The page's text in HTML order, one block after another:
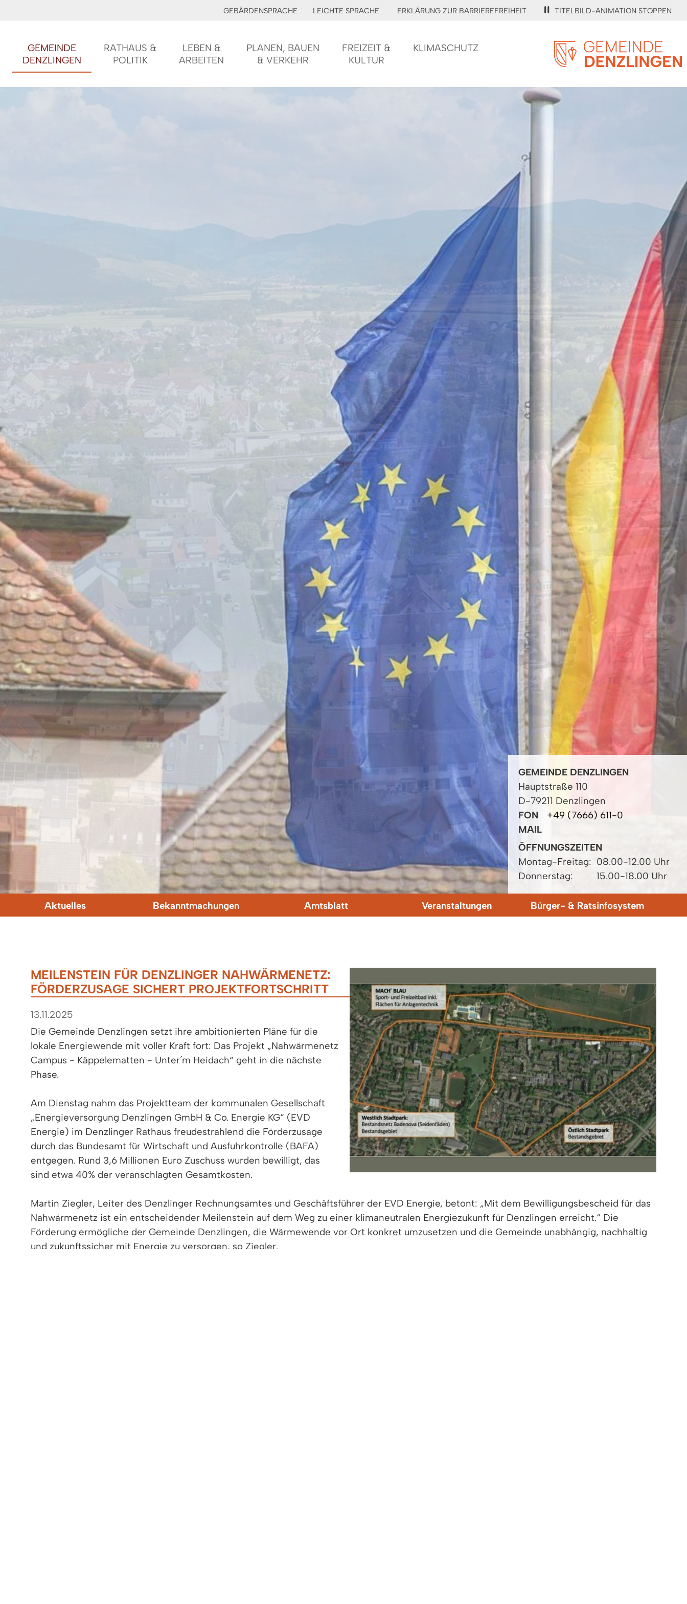
GEBÄRDENSPRACHE LEICHTE SPRACHE ERKLÄRUNG ZUR BARRIEREFREIHEIT TITELBILD-ANIMATION STOPPEN
GEMEINDE
DENZLINGEN
RATHAUS &
POLITIK
LEBEN &
ARBEITEN
PLANEN, BAUEN
& VERKEHR
FREIZEIT &
KULTUR
KLIMASCHUTZ
GEMEINDE DENZLINGEN
Hauptstraße 110
D-79211 Denzlingen
FON
+49 (7666) 611-0
MAIL
ÖFFNUNGSZEITEN
Montag-Freitag: 08.00-12.00 Uhr
Donnerstag:
15.00-18.00 Uhr
Aktuelles Bekanntmachungen Amtsblatt Veranstaltungen Bürger- & Ratsinfosystem
MEILENSTEIN FÜR DENZLINGER NAHWÄRMENETZ:
FÖRDERZUSAGE SICHERT PROJEKTFORTSCHRITT
13.11.2025
Die Gemeinde Denzlingen setzt ihre ambitionierten Pläne für die
lokale Energiewende mit voller Kraft fort: Das Projekt „Nahwärmenetz
Campus - Käppelematten - Unter´m Heidach“ geht in die nächste
Phase.
Am Dienstag nahm das Projektteam der kommunalen Gesellschaft
„Energieversorgung Denzlingen GmbH & Co. Energie KG“ (EVD
Energie) im Denzlinger Rathaus freudestrahlend die Förderzusage
durch das Bundesamt für Wirtschaft und Ausfuhrkontrolle (BAFA)
entgegen. Rund 3,6 Millionen Euro Zuschuss wurden bewilligt, das
sind etwa 40% der veranschlagten Gesamtkosten.
Martin Ziegler, Leiter des Denzlinger Rechnungsamtes und Geschäftsführer der EVD Energie, betont: „Mit dem Bewilligungsbescheid für das
Nahwärmenetz ist ein entscheidender Meilenstein auf dem Weg zu einer klimaneutralen Energiezukunft für Denzlingen erreicht.“ Die
Förderung ermögliche der Gemeinde Denzlingen, die Wärmewende vor Ort konkret umzusetzen und die Gemeinde unabhängig, nachhaltig
und zukunftssicher mit Energie zu versorgen, so Ziegler.